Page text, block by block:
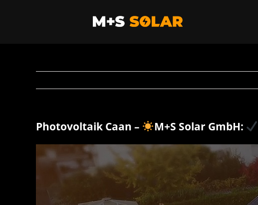
Photovoltaik Caan – M+S Solar GmbH: